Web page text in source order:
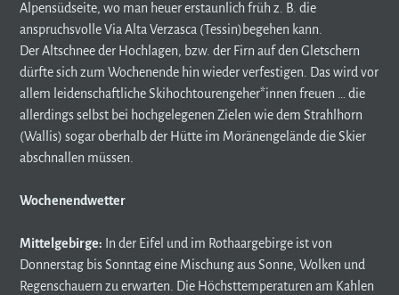
Alpensüdseite, wo man heuer erstaunlich früh z. B. die
anspruchsvolle Via Alta Verzasca (Tessin)begehen kann.
Der Altschnee der Hochlagen, bzw. der Firn auf den Gletschern
dürfte sich zum Wochenende hin wieder verfestigen. Das wird vor
allem leidenschaftliche Skihochtourengeher*innen freuen … die
allerdings selbst bei hochgelegenen Zielen wie dem Strahlhorn
(Wallis) sogar oberhalb der Hütte im Moränengelände die Skier
abschnallen müssen.
Wochenendwetter
Mittelgebirge: In der Eifel und im Rothaargebirge ist von
Donnerstag bis Sonntag eine Mischung aus Sonne, Wolken und
Regenschauern zu erwarten. Die Höchsttemperaturen am Kahlen